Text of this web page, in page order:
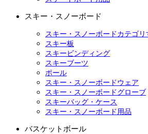
スキー・スノーボード
スキー・スノーボードカテゴリ
スキー板
スキービンディング
スキーブーツ
ポール
スキー・スノーボードウェア
スキー・スノーボードグローブ
スキーバッグ・ケース
スキー・スノーボード用品
バスケットボール